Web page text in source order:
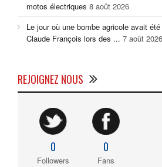
motos électriques 8 août 2026
Le jour où une bombe agricole avait
Claude François lors des ... 7 août 2026
REJOIGNEZ NOUS
0
Followers
0
Fans